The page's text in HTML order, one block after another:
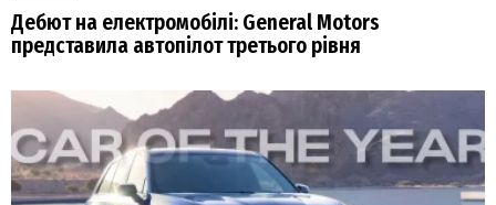
Дебют на електромобілі: General Motors
представила автопілот третього рівня